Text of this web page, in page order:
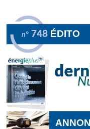
n° 748 ÉDITO